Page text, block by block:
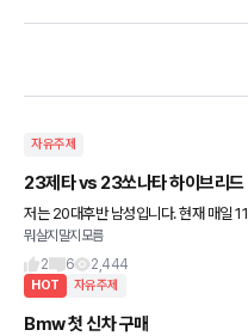
자유주제
23제타 vs 23쏘나타 하이브리드
저는 20대후반 남성입니다. 현재 매일
중이어서 출고가 시급하긴 합니다.) 월
라 제일 중요한
뭐살지말지모름
2
6 2,444
HOT 자유주제
Bmw 첫 신차 구매